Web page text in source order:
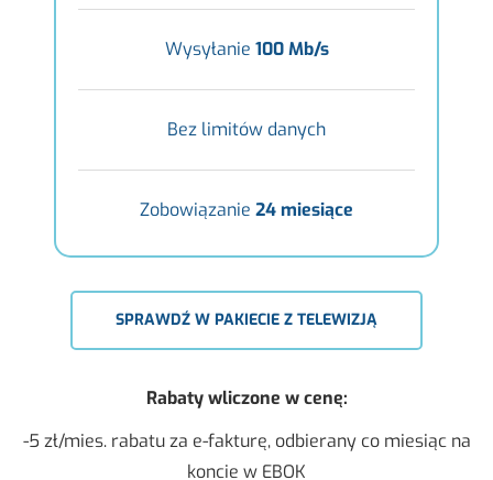
Wysyłanie 100 Mb/s
Bez limitów danych
Zobowiązanie 24 miesiące
SPRAWDŹ W PAKIECIE Z TELEWIZJĄ
Ra­ba­ty wli­czo­ne w cenę:
-5 zł/mies. ra­ba­tu za e-fak­tu­rę, od­bie­ra­ny co mie­siąc na
kon­cie w EBOK